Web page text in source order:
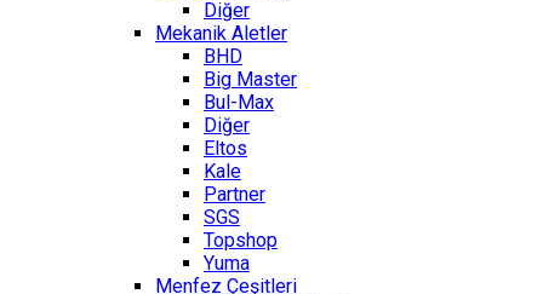
Diğer
Mekanik Aletler
BHD
Big Master
Bul-Max
Diğer
Eltos
Kale
Partner
SGS
Topshop
Yuma
Menfez Çeşitleri